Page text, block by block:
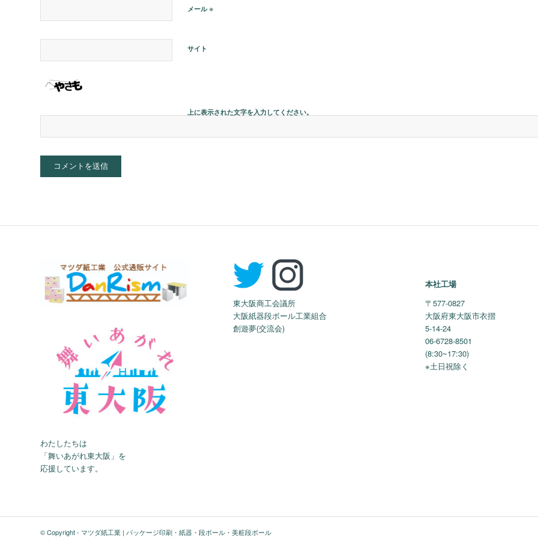
メール※
サイト
上に表示された文字を入力してください。
わたしたちは
「舞いあがれ東大阪」を
応援しています。
東大阪商工会議所
大阪紙器段ボール工業組合
創遊夢(交流会)
本社工場
〒577-0827
大阪府東大阪市衣摺
5-14-24
06-6728-8501
(8:30~17:30)
※土日祝除く
© Copyright - マツダ紙工業 | パッケージ印刷・紙器・段ボール・美粧段ボール